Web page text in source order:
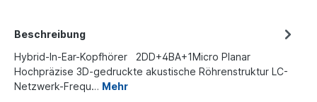
Beschreibung
Hybrid-In-Ear-Kopfhörer 2DD+4BA+1Micro Planar
Hochpräzise 3D-gedruckte akustische Röhrenstruktur LC-
Netzwerk-Frequ… Mehr